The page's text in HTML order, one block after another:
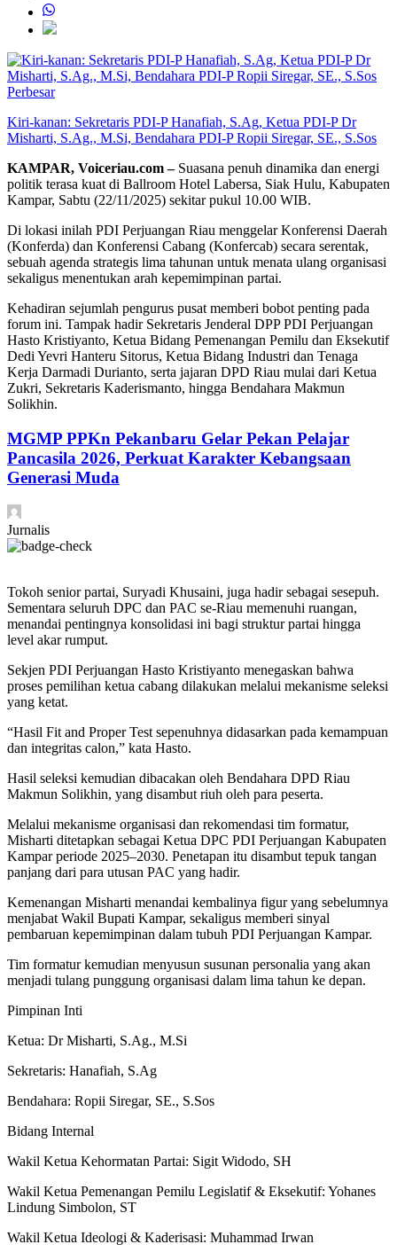
Perbesar
Kiri-kanan: Sekretaris PDI-P Hanafiah, S.Ag, Ketua PDI-P Dr
Misharti, S.Ag., M.Si, Bendahara PDI-P Ropii Siregar, SE., S.Sos
KAMPAR, Voiceriau.com –Suasana penuh dinamika dan energi
politik terasa kuat di Ballroom Hotel Labersa, Siak Hulu, Kabupaten
Kampar, Sabtu (22/11/2025) sekitar pukul 10.00 WIB.
Di lokasi inilah PDI Perjuangan Riau menggelar Konferensi Daerah
(Konferda) dan Konferensi Cabang (Konfercab) secara serentak,
sebuah agenda strategis lima tahunan untuk menata ulang organisasi
sekaligus menentukan arah kepemimpinan partai.
Kehadiran sejumlah pengurus pusat memberi bobot penting pada
forum ini. Tampak hadir Sekretaris Jenderal DPP PDI Perjuangan
Hasto Kristiyanto, Ketua Bidang Pemenangan Pemilu dan Eksekutif
Dedi Yevri Hanteru Sitorus, Ketua Bidang Industri dan Tenaga
Kerja Darmadi Durianto, serta jajaran DPD Riau mulai dari Ketua
Zukri, Sekretaris Kaderismanto, hingga Bendahara Makmun
Solikhin.
MGMP PPKn Pekanbaru Gelar Pekan Pelajar
Pancasila 2026, Perkuat Karakter Kebangsaan
Generasi Muda
Jurnalis
Tokoh senior partai, Suryadi Khusaini, juga hadir sebagai sesepuh.
Sementara seluruh DPC dan PAC se-Riau memenuhi ruangan,
menandai pentingnya konsolidasi ini bagi struktur partai hingga
level akar rumput.
Sekjen PDI Perjuangan Hasto Kristiyanto menegaskan bahwa
proses pemilihan ketua cabang dilakukan melalui mekanisme seleksi
yang ketat.
“Hasil Fit and Proper Test sepenuhnya didasarkan pada kemampuan
dan integritas calon,” kata Hasto.
Hasil seleksi kemudian dibacakan oleh Bendahara DPD Riau
Makmun Solikhin, yang disambut riuh oleh para peserta.
Melalui mekanisme organisasi dan rekomendasi tim formatur,
Misharti ditetapkan sebagai Ketua DPC PDI Perjuangan Kabupaten
Kampar periode 2025–2030. Penetapan itu disambut tepuk tangan
panjang dari para utusan PAC yang hadir.
Kemenangan Misharti menandai kembalinya figur yang sebelumnya
menjabat Wakil Bupati Kampar, sekaligus memberi sinyal
pembaruan kepemimpinan dalam tubuh PDI Perjuangan Kampar.
Tim formatur kemudian menyusun susunan personalia yang akan
menjadi tulang punggung organisasi dalam lima tahun ke depan.
Pimpinan Inti
Ketua: Dr Misharti, S.Ag., M.Si
Sekretaris: Hanafiah, S.Ag
Bendahara: Ropii Siregar, SE., S.Sos
Bidang Internal
Wakil Ketua Kehormatan Partai: Sigit Widodo, SH
Wakil Ketua Pemenangan Pemilu Legislatif & Eksekutif: Yohanes
Lindung Simbolon, ST
Wakil Ketua Ideologi & Kaderisasi: Muhammad Irwan